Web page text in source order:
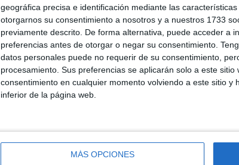
geográfica precisa e identificación mediante las
otorgarnos su consentimiento a nosotros y a nuestros 1733
previamente descrito. De forma alternativa, puede acceder a
preferencias antes de otorgar o negar su consentimiento.
datos personales puede no requerir de su consentimiento,
procesamiento. Sus preferencias se aplicarán solo a este
consentimiento en cualquier momento volviendo a este sitio y
inferior de la página web.
MÁS OPCIONES